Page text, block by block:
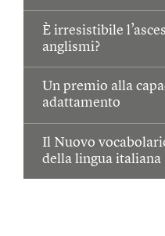
È irresistibile
anglismi?
Un premio alla
adattamento
Il Nuovo
della lingua italiana